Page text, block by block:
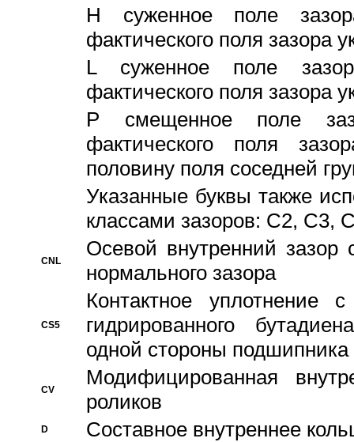
H суженное поле
фактического поля зазора
L суженное поле
фактического поля зазора
P смещенное поле
фактического поля
половину поля соседней
Указанные буквы также
классами зазоров: С2,
CNL
Осевой внутренний зазор
нормального зазора
CS5
Контактное уплотнение
гидрированного
одной стороны подшипника
CV
Модифицированная
роликов
D Составное внутреннее